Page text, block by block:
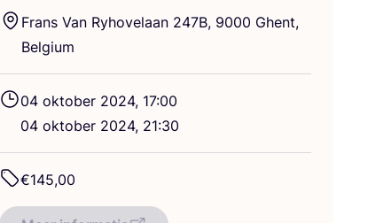
Frans Van Ryho­vel­aan 247B, 9000 Ghent,
Belgium
04 okto­ber 2024, 17:00
04 okto­ber 2024, 21:30
€145,00